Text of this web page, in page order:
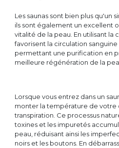
Les saunas sont bien plus qu'un
ils sont également un excellent
vitalité de la peau. En utilisant la
favorisent la circulation
permettant une purification en
meilleure régénération de la
Lorsque vous entrez dans un
monter la température de votre
transpiration. Ce processus
toxines et les impuretés
peau, réduisant ainsi les
noirs et les boutons. En